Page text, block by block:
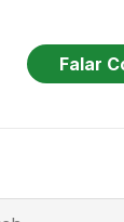
Falar